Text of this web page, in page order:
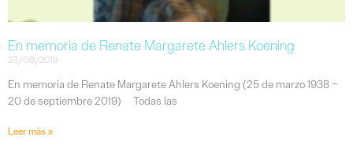
En memoria de Renate Margarete Ahlers Koening
23/09/2019
En memoria de Renate Margarete Ahlers Koening (25 de marzo 1938 –
20 de septiembre 2019) Todas las
Leer más »